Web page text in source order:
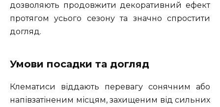
дозволяють продовжити декоративний ефект
протягом усього сезону та значно спростити
догляд.
Умови посадки та догляд
Клематиси віддають перевагу сонячним або
напівзатіненим місцям, захищеним від сильних